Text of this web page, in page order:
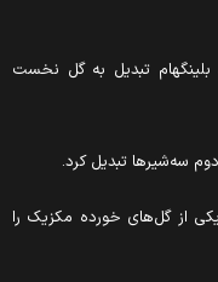
بلینگهام تبدیل به گل نخست
یکی از گل‌های خورده مکزیک را